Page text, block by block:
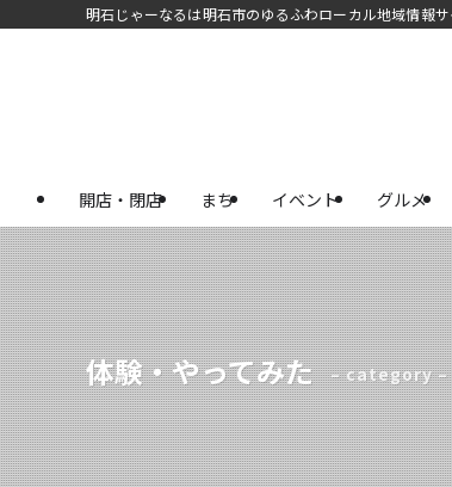
明石じゃーなるは明石市のゆるふわローカル地域情報
開店・閉店 まち イベント グルメ
体験・やってみた – category –